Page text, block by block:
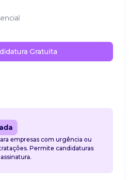
Gratuita
empresas com urgência ou
Permite candidaturas